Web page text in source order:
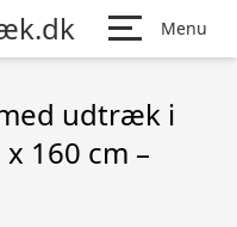
Menu
udtræk i
160 cm –